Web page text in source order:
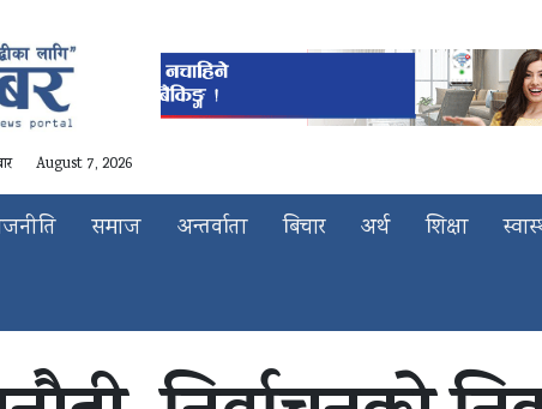
August 7, 2026
समाज अन्तर्वाता बिचार अर्थ शिक्षा